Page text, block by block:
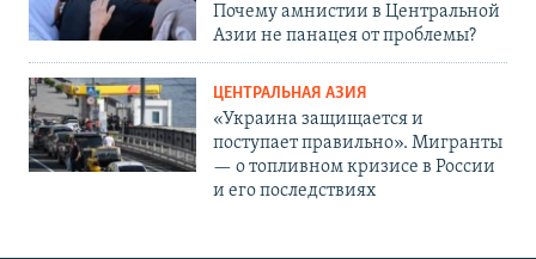
Почему амнистии в Центральной
Азии не панацея от проблемы?
ЦЕНТРАЛЬНАЯ АЗИЯ
«Украина защищается и
поступает правильно». Мигранты
— о топливном кризисе в России
и его последствиях